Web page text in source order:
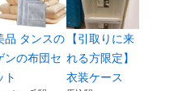
品 タンスの
ンの布団セ
ト
【引取りに来
れる方限定】
衣装ケース